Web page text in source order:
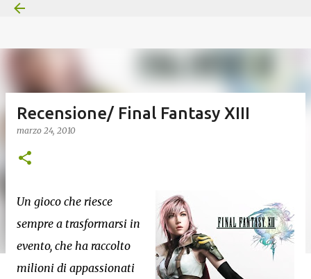
Recensione/ Final Fantasy XIII
marzo 24, 2010
Un gioco che riesce
sempre a trasformarsi in
evento, che ha raccolto
milioni di appassionati